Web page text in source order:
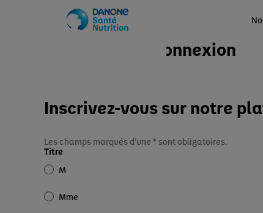
Connexion
Inscrivez-vous sur notre
Les champs marqués d’une * sont obligatoires.
Titre
M
Mme